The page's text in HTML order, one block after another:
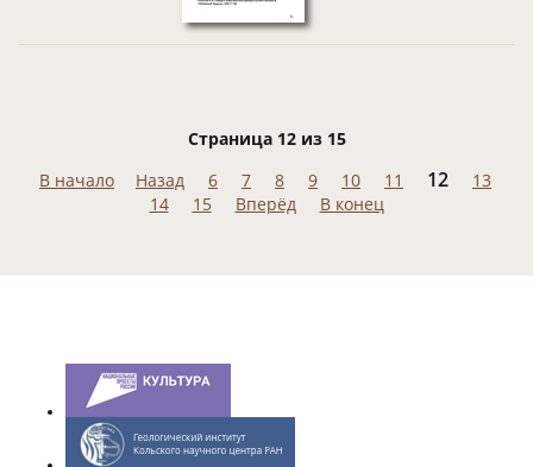
Страница 12 из 15
В начало
Назад 6 7 8 9 10 11 12
13
14
15 Вперёд В конец